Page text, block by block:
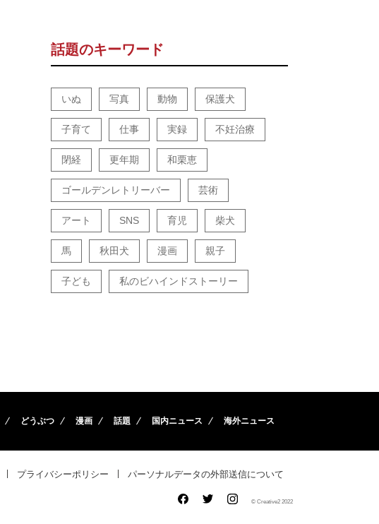
話題のキーワード
いぬ 写真 動物 保護犬
子育て 仕事 実録 不妊治療
閉経 更年期 和栗恵
ゴールデンレトリーバー 芸術
アート SNS 育児 柴犬
馬 秋田犬 漫画 親子
子ども 私のビハインドストーリー
どうぶつ 漫画 話題 国内ニュース 海外ニュース
プライバシーポリシー パーソナルデータの外部送信について
© Creative2 2022